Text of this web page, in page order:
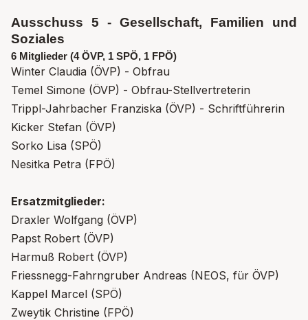
Ausschuss 5 - Gesellschaft, Familien und
Soziales
6 Mitglieder (4 ÖVP, 1 SPÖ, 1 FPÖ)
Winter Claudia (ÖVP) - Obfrau
Temel Simone (ÖVP) - Obfrau-Stellvertreterin
Trippl-Jahrbacher Franziska (ÖVP) - Schriftführerin
Kicker Stefan (ÖVP)
Sorko Lisa (SPÖ)
Nesitka Petra (FPÖ)
Ersatzmitglieder:
Draxler Wolfgang (ÖVP)
Papst Robert (ÖVP)
Harmuß Robert (ÖVP)
Friessnegg-Fahrngruber Andreas (NEOS, für ÖVP)
Kappel Marcel (SPÖ)
Zweytik Christine (FPÖ)